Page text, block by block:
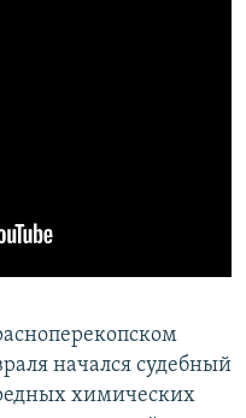
начался судебный
химических